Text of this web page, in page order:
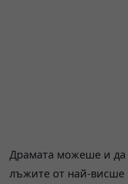
Драмата можеше и да
лъжите от най-висше